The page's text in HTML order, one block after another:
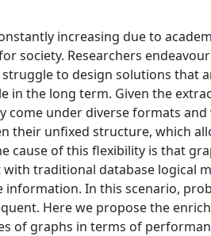
increasing due to
society. Researchers
to design solutions that
in the long term. Given the
come under diverse formats
their unfixed structure, which
cause of this flexibility is that
traditional database logical
In this scenario,
Here we propose the
of graphs in terms of